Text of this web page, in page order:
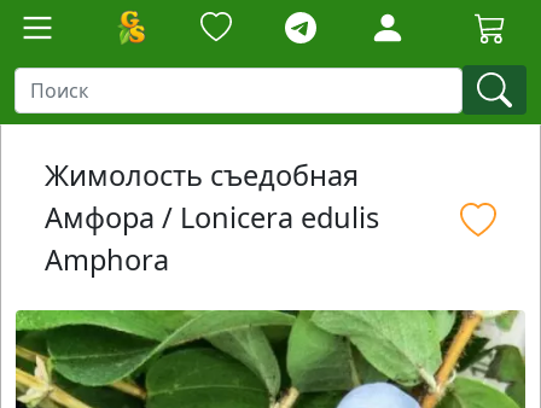
Жимолость съедобная
Амфора / Lonicera edulis
Amphora